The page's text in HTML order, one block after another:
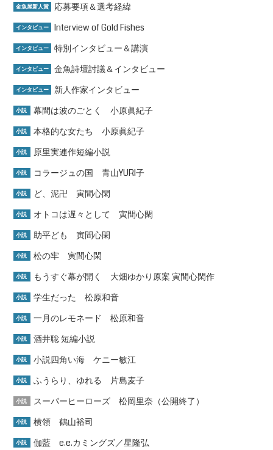
金魚屋新人賞 応募要項＆選考経緯
インタビュー Interview of Gold Fishes
インタビュー 特別インタビュー＆講演
インタビュー 金魚詩壇討議＆インタビュー
インタビュー 新人作家インタビュー
小説 幕間は波のごとく 小原眞紀子
小説 本格的な女たち 小原眞紀子
小説 原里実連作短編小説
小説 コラージュの国 青山YURI子
小説 ど、泥卍 寅間心閑
小説 オトコは遅々として 寅間心閑
小説 助平ども 寅間心閑
小説 松の牢 寅間心閑
小説 もうすぐ幕が開く 大畑ゆかり原案 寅間心閑作
小説 学生だった 松原和音
小説 一月のレモネード 松原和音
小説 酒井聡 短編小説
小説 小説四角い海 ケニー敏江
小説 ふうらり、ゆれる 片島麦子
小説 スーパーヒーローズ 松岡里奈（公開終了）
小説 横領 鶴山裕司
小説 伽藍 e.e.カミングズ／星隆弘